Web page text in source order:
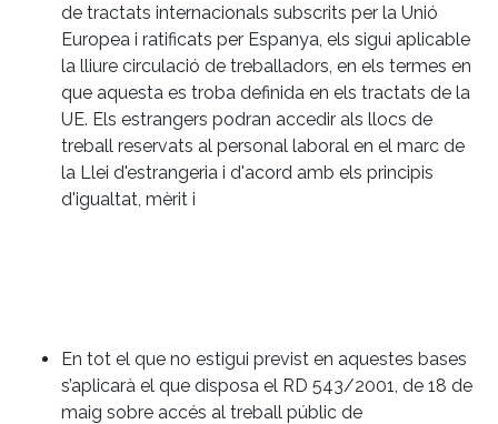
de tractats internacionals subscrits per la Unió
Europea i ratificats per Espanya, els sigui aplicable
la lliure circulació de treballadors, en els termes en
que aquesta es troba definida en els tractats de la
UE. Els estrangers podran accedir als llocs de
treball reservats al personal laboral en el marc de
la Llei d'estrangeria i d'acord amb els principis
d'igualtat, mèrit i
En tot el que no estigui previst en aquestes bases
s’aplicarà el que disposa el RD 543/2001, de 18 de
maig sobre accés al treball públic de